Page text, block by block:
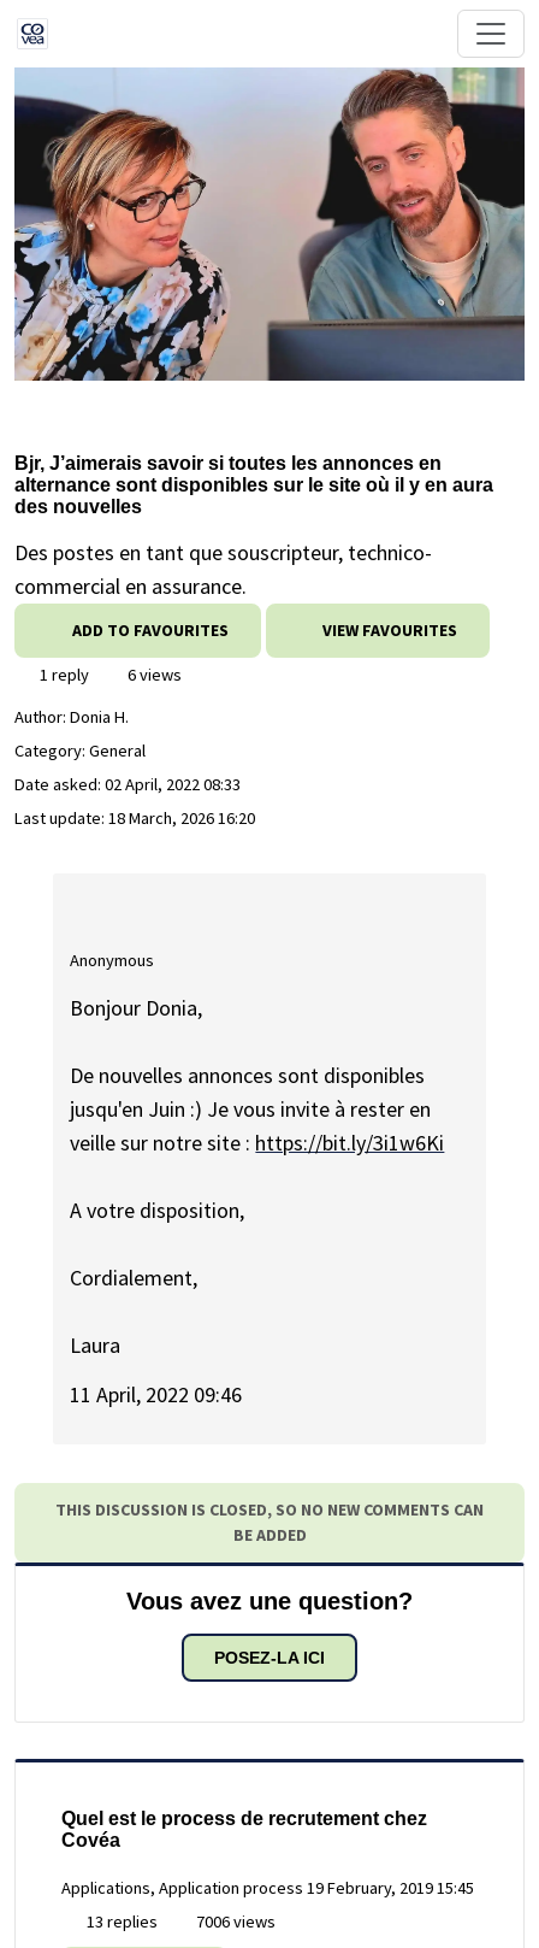
Bjr, J’aimerais savoir si toutes les annonces en
alternance sont disponibles sur le site où il y en aura
des nouvelles
Des postes en tant que souscripteur, technico-
commercial en assurance.
ADD TO FAVOURITES VIEW FAVOURITES
1 reply
6 views
Author: Donia H.
Category: General
Date asked: 02 April, 2022 08:33
Last update: 18 March, 2026 16:20
Anonymous
Bonjour Donia,
De nouvelles annonces sont disponibles
jusqu'en Juin :) Je vous invite à rester en
veille sur notre site : https://bit.ly/3i1w6Ki
A votre disposition,
Cordialement,
Laura
11 April, 2022 09:46
THIS DISCUSSION IS CLOSED, SO NO NEW COMMENTS CAN
BE ADDED
Vous avez une question?
POSEZ-LA ICI
Quel est le process de recrutement chez
Covéa
Applications, Application process 19 February, 2019 15:45
13 replies
7006 views